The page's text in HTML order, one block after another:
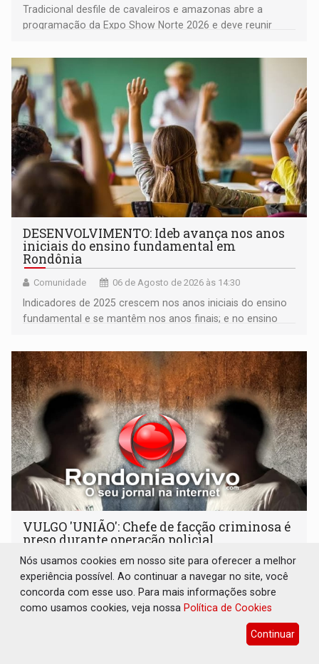
Tradicional desfile de cavaleiros e amazonas abre a
programação da Expo Show Norte 2026 e deve reunir
DESENVOLVIMENTO: Ideb avança nos anos
iniciais do ensino fundamental em
Rondônia
Comunidade 06 de Agosto de 2026 às 14:30
Indicadores de 2025 crescem nos anos iniciais do ensino
fundamental e se mantêm nos anos finais; e no ensino
VULGO 'UNIÃO': Chefe de facção criminosa é
preso durante operação policial
Polícia 06 de Agosto de 2026 às 14:11
Acusado ainda tentou fugir para um matagal
Nós usamos cookies em nosso site para oferecer a melhor
experiência possível. Ao continuar a navegar no site, você
concorda com esse uso. Para mais informações sobre
como usamos cookies, veja nossa Política de Cookies
Continuar